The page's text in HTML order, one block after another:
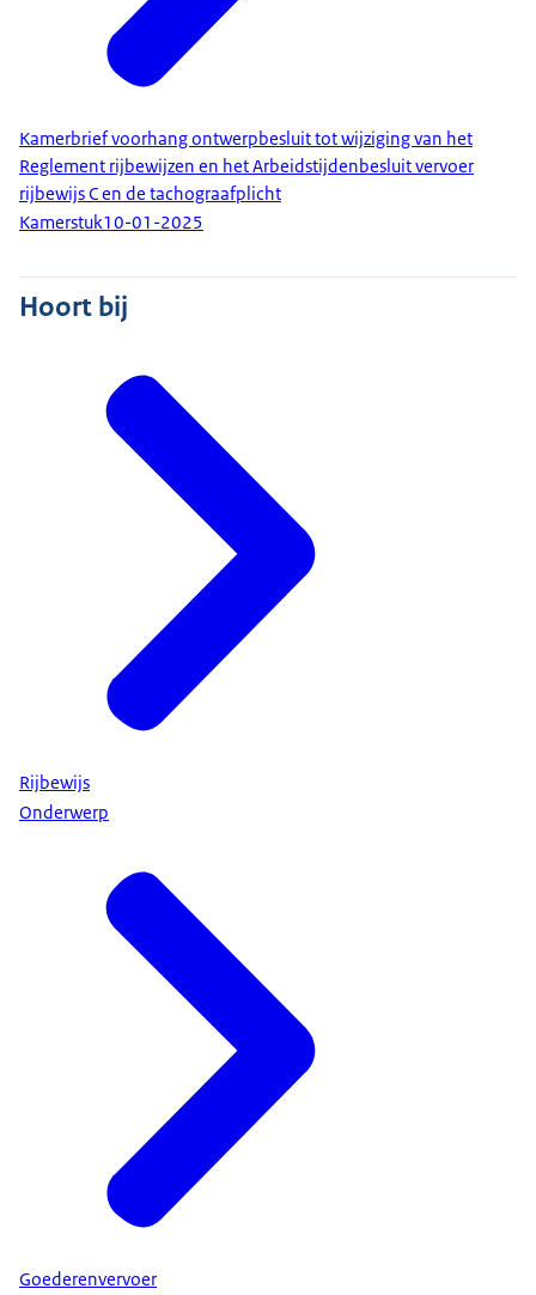
Kamerbrief voorhang ontwerpbesluit tot wijziging van het
Reglement rijbewijzen en het Arbeidstijdenbesluit vervoer
rijbewijs C en de tachograafplicht
Kamerstuk10-01-2025
Hoort bij
Rijbewijs
Onderwerp
Goederenvervoer